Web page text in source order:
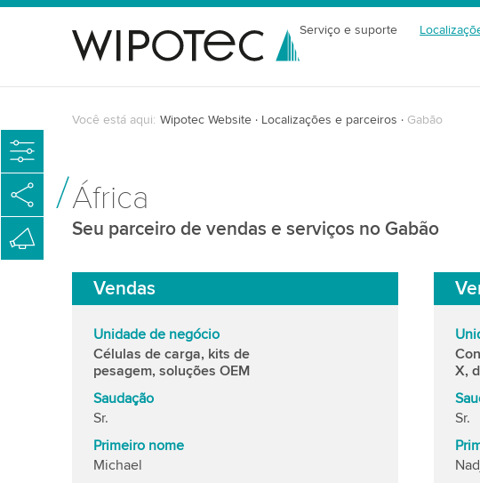
Serviço e suporte
Você está aqui: Wipotec Website Localizações e parceiros Gabão
África
Seu parceiro de vendas e serviços no Gabão
Vendas
Unidade de negócio
Células de carga, kits de
pesagem, soluções OEM
Saudação
Sr.
Primeiro nome
Michael
X,
Sr.